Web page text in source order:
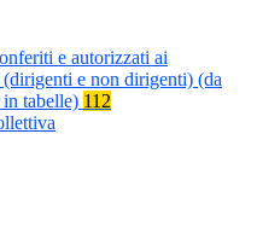
e autorizzati ai
e non dirigenti) (da
tabelle) 112